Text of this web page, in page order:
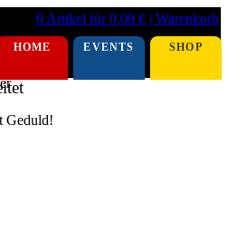
0 Artikel für 0,00 € | Warenkorb
HOME EVENTS SHOP
Geduld!